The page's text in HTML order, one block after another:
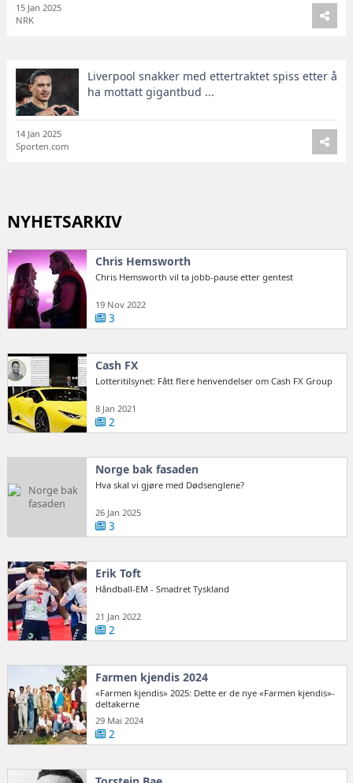
15 Jan 2025
NRK
Liverpool snakker med ettertraktet spiss etter å
ha mottatt gigantbud ...
14 Jan 2025
Sporten.com
NYHETSARKIV
Chris Hemsworth
Chris Hemsworth vil ta jobb-pause etter gentest
19 Nov 2022
3
Cash FX
Lotteritilsynet: Fått flere henvendelser om Cash FX Group
8 Jan 2021
2
Norge bak fasaden
Hva skal vi gjøre med Dødsenglene?
26 Jan 2025
3
Erik Toft
Håndball-EM - Smadret Tyskland
21 Jan 2022
2
Farmen kjendis 2024
«Farmen kjendis» 2025: Dette er de nye «Farmen kjendis»-
deltakerne
29 Mai 2024
2